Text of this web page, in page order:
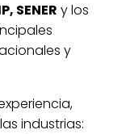
SENER y los
y
industrias: